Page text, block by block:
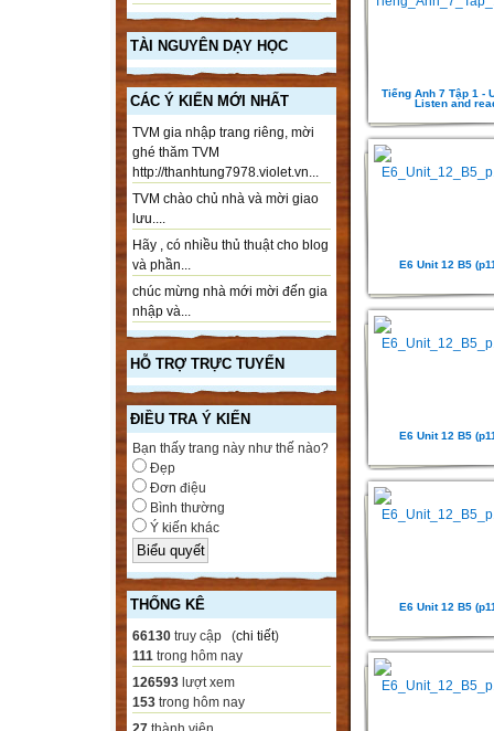
TÀI NGUYÊN DẠY HỌC
CÁC Ý KIẾN MỚI NHẤT
TVM gia nhập trang riêng, mời
ghé thăm TVM
http://thanhtung7978.violet.vn...
TVM chào chủ nhà và mời giao
lưu....
Hãy , có nhiều thủ thuật cho blog
và phần...
chúc mừng nhà mới mời đến gia
nhập và...
HỖ TRỢ TRỰC TUYẾN
ĐIỀU TRA Ý KIẾN
Bạn thấy trang này như thế nào?
Đẹp
Đơn điệu
Bình thường
Ý kiến khác
THỐNG KÊ
66130 truy cập (chi tiết)
111 trong hôm nay
126593 lượt xem
153 trong hôm nay
Tiếng Anh 7 Tập 1 -
Listen and
E6 Unit 12 B5
E6 Unit 12 B5
E6 Unit 12 B5